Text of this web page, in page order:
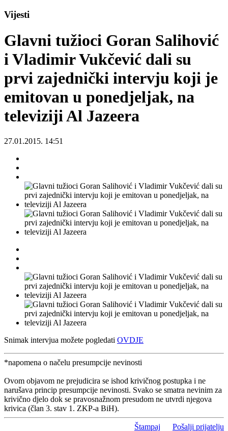
Vijesti
Glavni tužioci Goran Salihović
i Vladimir Vukčević dali su
prvi zajednički intervju koji je
emitovan u ponedjeljak, na
televiziji Al Jazeera
27.01.2015. 14:51
Snimak intervjua možete pogledati OVDJE
*napomena o načelu presumpcije nevinosti
Ovom objavom ne prejudicira se ishod krivičnog postupka i ne
narušava princip presumpcije nevinosti. Svako se smatra nevinim za
krivično djelo dok se pravosnažnom presudom ne utvrdi njegova
krivica (član 3. stav 1. ZKP-a BiH).
Štampaj Pošalji prijatelju